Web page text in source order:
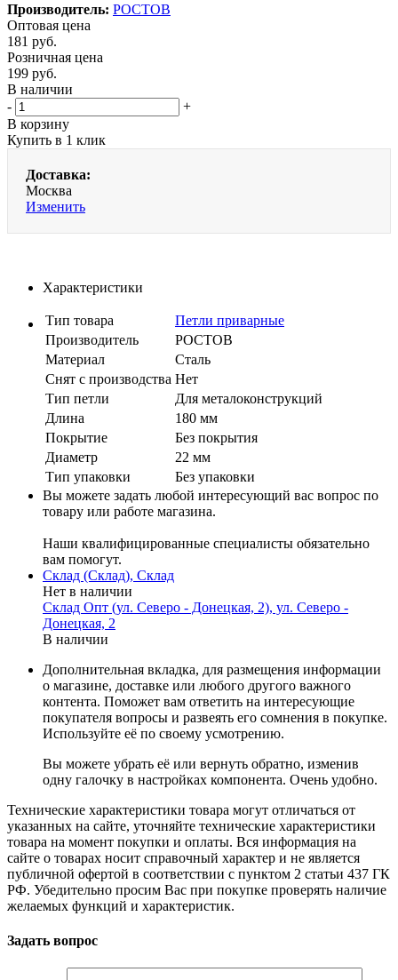
Производитель: РОСТОВ
Оптовая цена
181 руб.
Розничная цена
199 руб.
В наличии
-
+
В корзину
Купить в 1 клик
Доставка:
Москва
Изменить
Характеристики
Тип товара
Петли приварные
Производитель
РОСТОВ
Материал
Сталь
Cнят с производства Нет
Тип петли
Для металоконструкций
Длина
180 мм
Покрытие
Без покрытия
Диаметр
22 мм
Тип упаковки
Без упаковки
Вы можете задать любой интересующий вас вопрос по
товару или работе магазина.
Наши квалифицированные специалисты обязательно
вам помогут.
Склад (Склад), Склад
Нет в наличии
Склад Опт (ул. Северо - Донецкая, 2), ул. Северо -
Донецкая, 2
В наличии
Дополнительная вкладка, для размещения информации
о магазине, доставке или любого другого важного
контента. Поможет вам ответить на интересующие
покупателя вопросы и развеять его сомнения в покупке.
Используйте её по своему усмотрению.
Вы можете убрать её или вернуть обратно, изменив
одну галочку в настройках компонента. Очень удобно.
Технические характеристики товара могут отличаться от
указанных на сайте, уточняйте технические характеристики
товара на момент покупки и оплаты. Вся информация на
сайте о товарах носит справочный характер и не является
публичной офертой в соответствии с пунктом 2 статьи 437 ГК
РФ. Убедительно просим Вас при покупке проверять наличие
желаемых функций и характеристик.
Задать вопрос